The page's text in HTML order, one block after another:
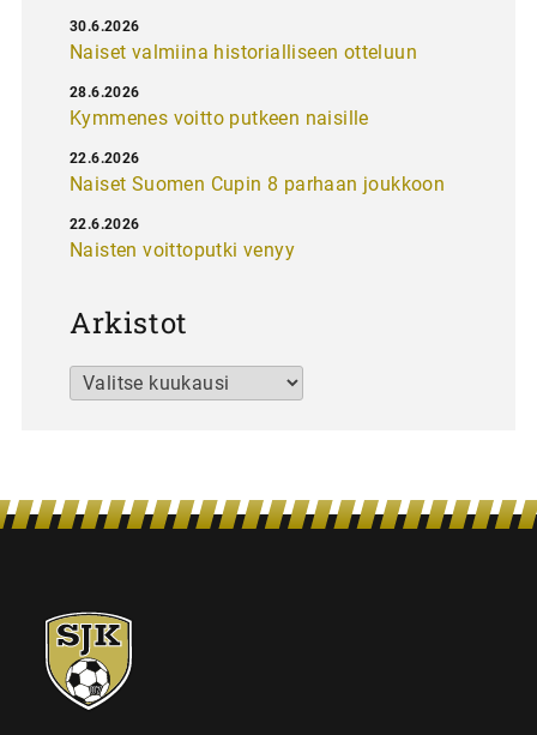
Naiset valmiina historialliseen otteluun
30.6.2026
Kymmenes voitto putkeen naisille
28.6.2026
Naiset Suomen Cupin 8 parhaan joukkoon
22.6.2026
Naisten voittoputki venyy
22.6.2026
Arkistot
Arkistot
SJK-
juniorit